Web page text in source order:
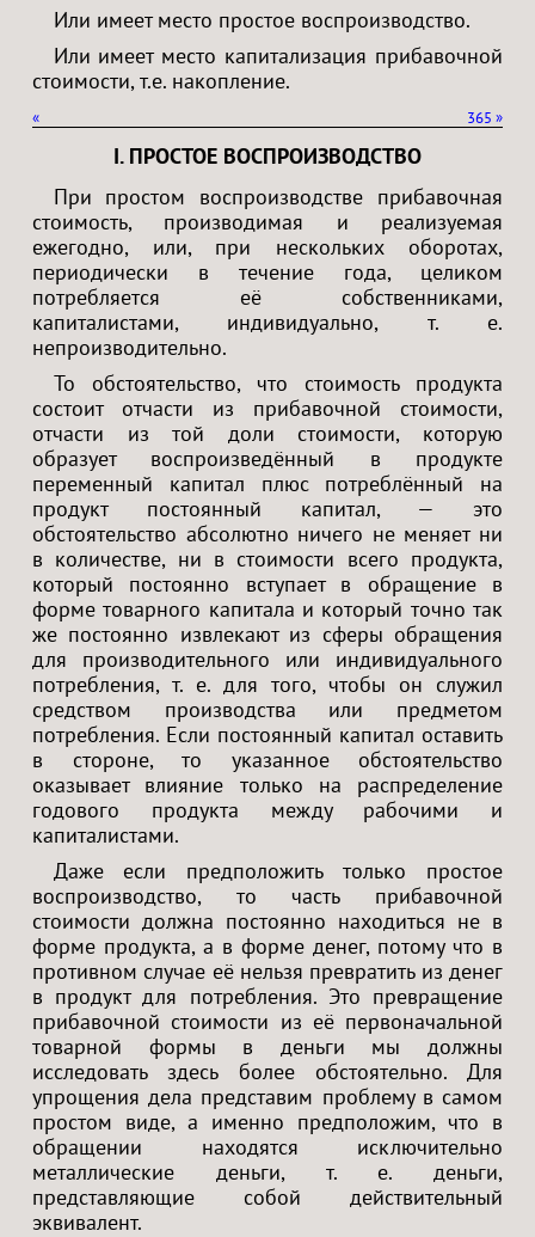
Или имеет место простое воспроизводство.
Или имеет место капитализация прибавочной
стоимости, т.е. накопление.
« »
365
I. ПРОСТОЕ ВОСПРОИЗВОДСТВО
При простом воспроизводстве прибавочная
стоимость, производимая и реализуемая
ежегодно, или, при нескольких оборотах,
периодически в течение года, целиком
потребляется её собственниками,
капиталистами, индивидуально, т. е.
непроизводительно.
То обстоятельство, что стоимость продукта
состоит отчасти из прибавочной стоимости,
отчасти из той доли стоимости, которую
образует воспроизведённый в продукте
переменный капитал плюс потреблённый на
продукт постоянный капитал, — это
обстоятельство абсолютно ничего не меняет ни
в количестве, ни в стоимости всего продукта,
который постоянно вступает в обращение в
форме товарного капитала и который точно так
же постоянно извлекают из сферы обращения
для производительного или индивидуального
потребления, т. е. для того, чтобы он служил
средством производства или предметом
потребления. Если постоянный капитал оставить
в стороне, то указанное обстоятельство
оказывает влияние только на распределение
годового продукта между рабочими и
капиталистами.
Даже если предположить только простое
воспроизводство, то часть прибавочной
стоимости должна постоянно находиться не в
форме продукта, а в форме денег, потому что в
противном случае её нельзя превратить из денег
в продукт для потребления. Это превращение
прибавочной стоимости из её первоначальной
товарной формы в деньги мы должны
исследовать здесь более обстоятельно. Для
упрощения дела представим проблему в самом
простом виде, а именно предположим, что в
обращении находятся исключительно
металлические деньги, т. е. деньги,
представляющие собой действительный
эквивалент.